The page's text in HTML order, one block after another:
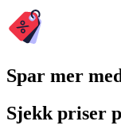
Spar mer
Sjekk priser